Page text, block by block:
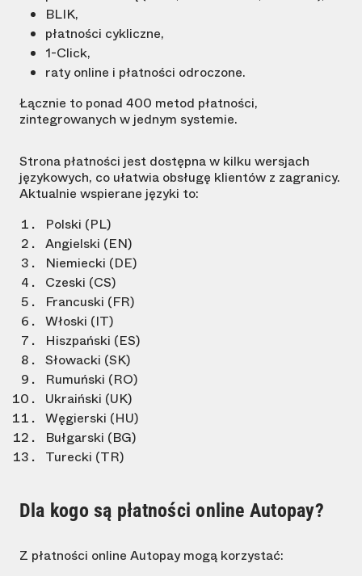
BLIK,
płatności cykliczne,
1-Click,
raty online i płatności odroczone.
Łącznie to ponad 400 metod płatności,
zintegrowanych w jednym systemie.
Strona płatności jest dostępna w kilku wersjach
językowych, co ułatwia obsługę klientów z zagranicy.
Aktualnie wspierane języki to:
Polski (PL)
Angielski (EN)
Niemiecki (DE)
Czeski (CS)
Francuski (FR)
Włoski (IT)
Hiszpański (ES)
Słowacki (SK)
Rumuński (RO)
Ukraiński (UK)
Węgierski (HU)
Bułgarski (BG)
Turecki (TR)
Dla kogo są płatności online Autopay?
Z płatności online Autopay mogą korzystać: